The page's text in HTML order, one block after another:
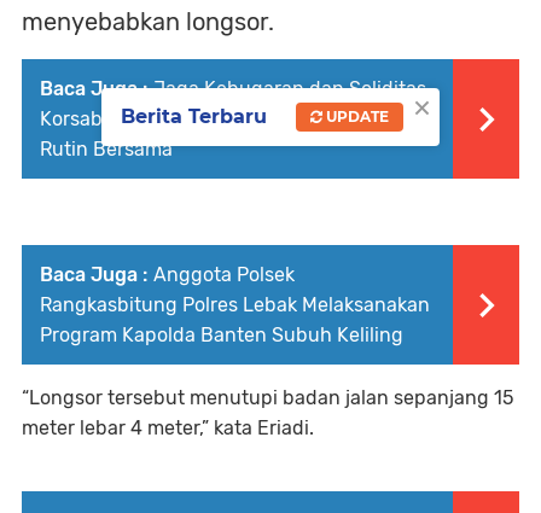
menyebabkan longsor.
Baca Juga : Jaga Kebugaran dan Soliditas,
Korsabhara Baharkam Polri Gelar Olahraga
Rutin Bersama
Baca Juga : Anggota Polsek
Rangkasbitung Polres Lebak Melaksanakan
Program Kapolda Banten Subuh Keliling
“Longsor tersebut menutupi badan jalan sepanjang 15
meter lebar 4 meter,” kata Eriadi.
×
Berita Terbaru UPDATE